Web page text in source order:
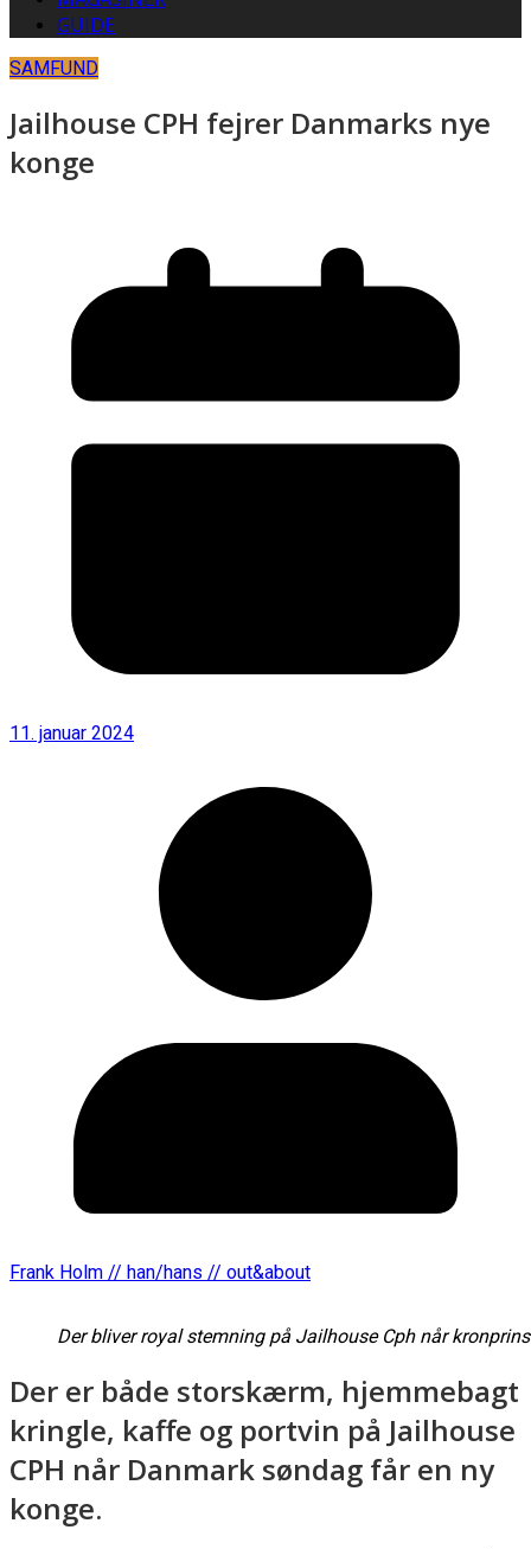
GUIDE
SAMFUND
Jailhouse CPH fejrer Danmarks nye
konge
11. januar 2024
Frank Holm // han/hans // out&about
Der bliver royal stemning på Jailhouse Cph når
Der er både storskærm, hjemmebagt
kringle, kaffe og portvin på Jailhouse
CPH når Danmark søndag får en ny
konge.